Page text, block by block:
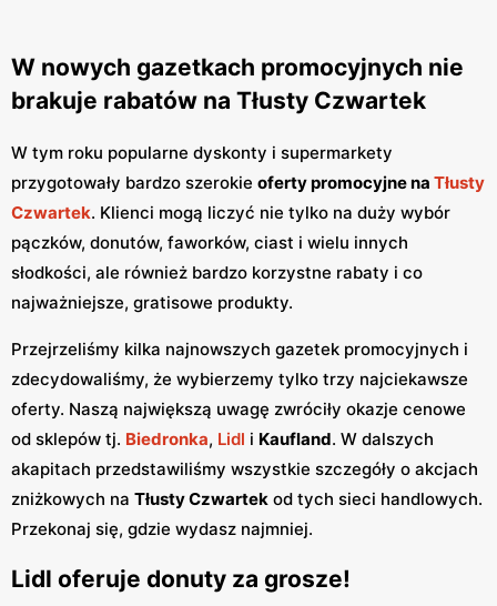
W nowych gazetkach promocyjnych nie
brakuje rabatów na Tłusty Czwartek
W tym roku popularne dyskonty i supermarkety
przygotowały bardzo szerokie oferty promocyjne na Tłusty
Czwartek. Klienci mogą liczyć nie tylko na duży wybór
pączków, donutów, faworków, ciast i wielu innych
słodkości, ale również bardzo korzystne rabaty i co
najważniejsze, gratisowe produkty.
Przejrzeliśmy kilka najnowszych gazetek promocyjnych i
zdecydowaliśmy, że wybierzemy tylko trzy najciekawsze
oferty. Naszą największą uwagę zwróciły okazje cenowe
od sklepów tj. Biedronka, Lidl i Kaufland. W dalszych
akapitach przedstawiliśmy wszystkie szczegóły o akcjach
zniżkowych na Tłusty Czwartek od tych sieci handlowych.
Przekonaj się, gdzie wydasz najmniej.
Lidl oferuje donuty za grosze!